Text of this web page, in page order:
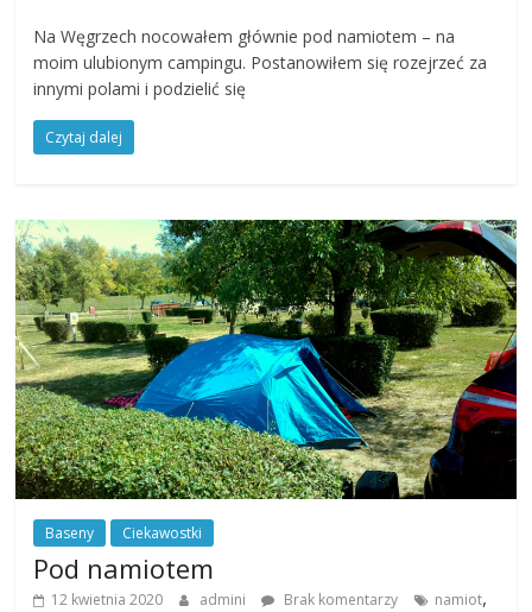
Na Węgrzech nocowałem głównie pod namiotem – na
moim ulubionym campingu. Postanowiłem się rozejrzeć za
innymi polami i podzielić się
Czytaj dalej
Baseny Ciekawostki
Pod namiotem
12 kwietnia 2020 admini Brak komentarzy namiot,